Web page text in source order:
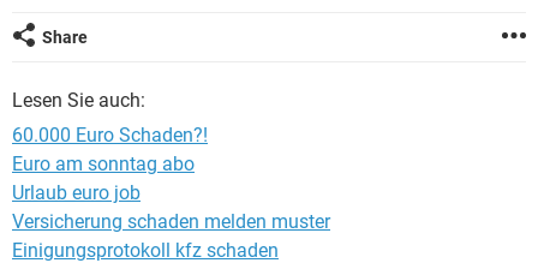
Share
Lesen Sie auch:
60.000 Euro Schaden?!
Euro am sonntag abo
Urlaub euro job
Versicherung schaden melden muster
Einigungsprotokoll kfz schaden